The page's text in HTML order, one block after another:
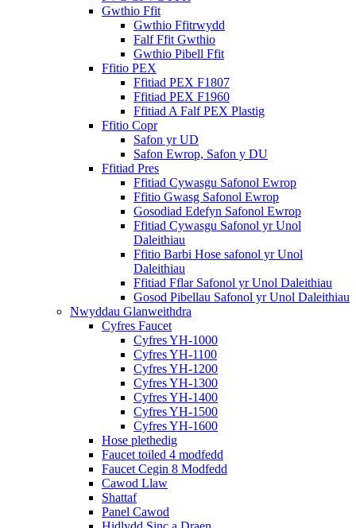
Gwthio Ffit
Gwthio Ffitrwydd
Falf Ffit Gwthio
Gwthio Pibell Ffit
Ffitio PEX
Ffitiad PEX F1807
Ffitiad PEX F1960
Ffitiad A Falf PEX Plastig
Ffitio Copr
Safon yr UD
Safon Ewrop, Safon y DU
Ffitiad Pres
Ffitiad Cywasgu Safonol Ewrop
Ffitio Gwasg Safonol Ewrop
Gosodiad Edefyn Safonol Ewrop
Ffitiad Cywasgu Safonol yr Unol
Daleithiau
Ffitio Barbi Hose safonol yr Unol
Daleithiau
Ffitiad Fflar Safonol yr Unol Daleithiau
Gosod Pibellau Safonol yr Unol Daleithiau
Nwyddau Glanweithdra
Cyfres Faucet
Cyfres YH-1000
Cyfres YH-1100
Cyfres YH-1200
Cyfres YH-1300
Cyfres YH-1400
Cyfres YH-1500
Cyfres YH-1600
Hose plethedig
Faucet toiled 4 modfedd
Faucet Cegin 8 Modfedd
Cawod Llaw
Shattaf
Panel Cawod